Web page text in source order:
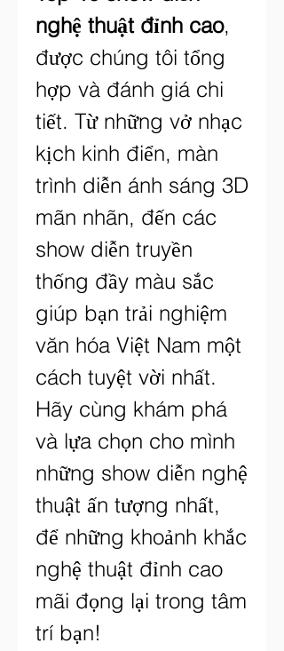
nghệ thuật đỉnh cao,
được chúng tôi tổng
hợp và đánh giá chi
tiết. Từ những vở nhạc
kịch kinh điển, màn
trình diễn ánh sáng 3D
mãn nhãn, đến các
show diễn truyền
thống đầy màu sắc
giúp bạn trải nghiệm
văn hóa Việt Nam một
cách tuyệt vời nhất.
Hãy cùng khám phá
và lựa chọn cho mình
những show diễn nghệ
thuật ấn tượng nhất,
để những khoảnh khắc
nghệ thuật đỉnh cao
mãi đọng lại trong tâm
trí bạn!